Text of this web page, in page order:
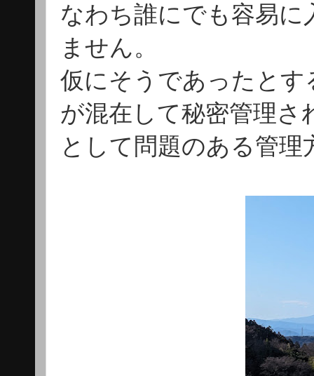
なわち誰にでも容易
ません。
仮にそうであったとす
が混在して秘密管理さ
として問題のある管